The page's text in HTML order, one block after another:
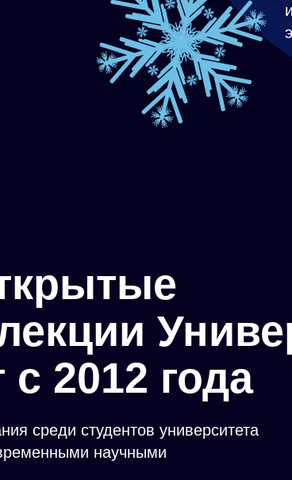
2012 года
среди студентов университета
научными